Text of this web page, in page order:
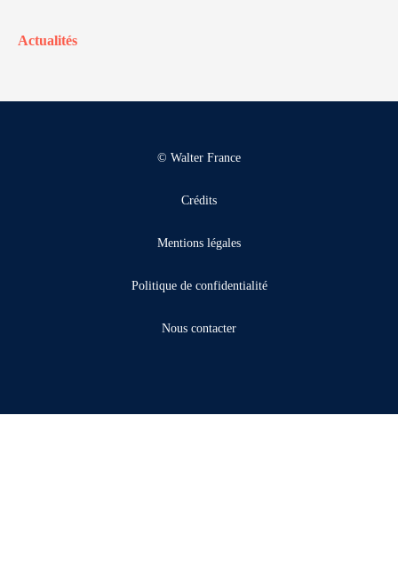
Actualités
© Walter France
Crédits
Mentions légales
Politique de confidentialité
Nous contacter